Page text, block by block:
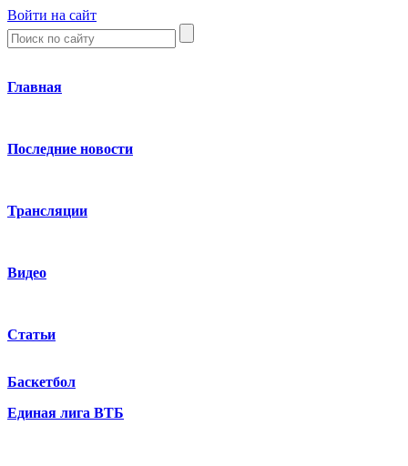
Войти на сайт
Главная
Последние новости
Трансляции
Видео
Статьи
Баскетбол
Единая лига ВТБ